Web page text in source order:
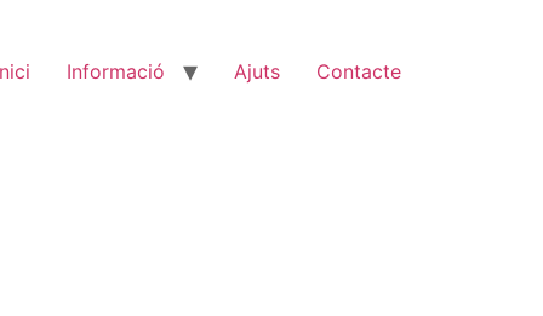
Informació Ajuts Contacte